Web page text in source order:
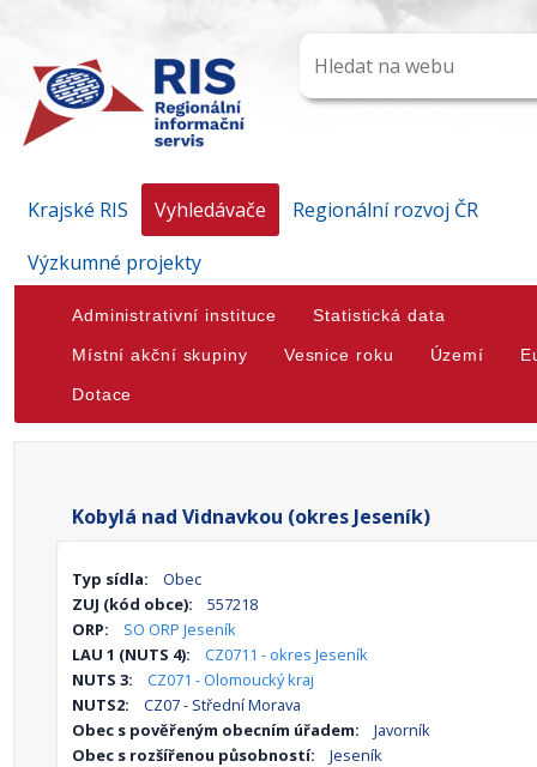
Krajské RIS Vyhledávače
Regionální rozvoj ČR
Výzkumné projekty
Administrativní instituce Statistická data
Místní akční skupiny Vesnice roku Území
Dotace
Kobylá nad Vidnavkou (okres Jeseník)
Typ sídla:
Obec
ZUJ (kód obce):
557218
ORP:
SO ORP Jeseník
LAU 1 (NUTS 4):
CZ0711 - okres Jeseník
NUTS 3:
CZ071 - Olomoucký kraj
NUTS2:
CZ07 - Střední Morava
Obec s pověřeným obecním úřadem:
Javorník
Obec s rozšířenou působností:
Jeseník